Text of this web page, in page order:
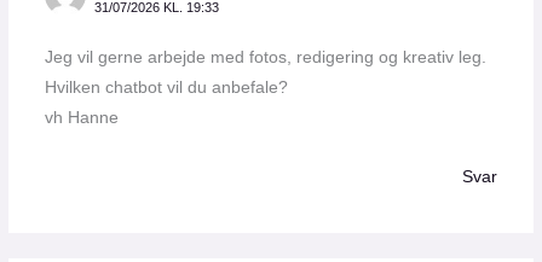
31/07/2026 KL. 19:33
Jeg vil gerne arbejde med fotos, redigering og kreativ leg.
Hvilken chatbot vil du anbefale?
vh Hanne
Svar